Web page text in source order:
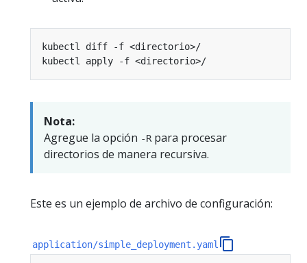
Nota:
Agregue la opción -Rpara procesar
directorios de manera recursiva.
Este es un ejemplo de archivo de configuración:
application/simple_deployment.yaml